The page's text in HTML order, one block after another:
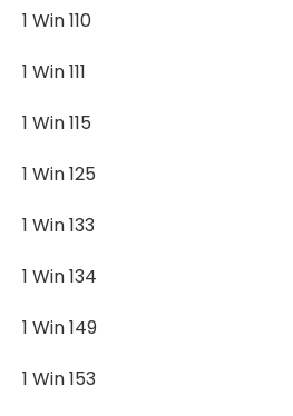
1 Win 110
1 Win 111
1 Win 115
1 Win 125
1 Win 133
1 Win 134
1 Win 149
1 Win 153